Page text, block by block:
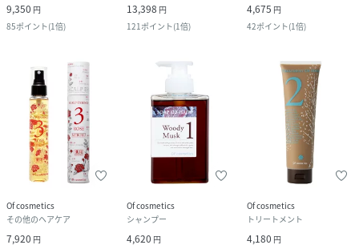
9,350 円
85ポイント(1倍)
13,398 円
121 ポイント(1倍)
4,675 円
42ポイント(1倍)
Of cosmetics
その他のヘアケア
7,920 円
Of cosmetics
シャンプー
4,620 円
Of cosmetics
トリートメント
4,180 円